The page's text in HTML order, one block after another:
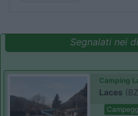
Segnalati nei
Camping
Laces